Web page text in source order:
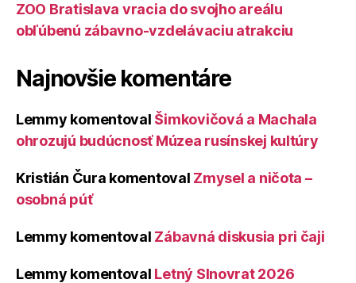
ZOO Bratislava vracia do svojho areálu
obľúbenú zábavno-vzdelávaciu atrakciu
Najnovšie komentáre
Lemmy komentoval Šimkovičová a Machala
ohrozujú budúcnosť Múzea rusínskej kultúry
Kristián Čura komentoval Zmysel a ničota –
osobná púť
Lemmy komentoval Zábavná diskusia pri čaji
Lemmy komentoval Letný Slnovrat 2026